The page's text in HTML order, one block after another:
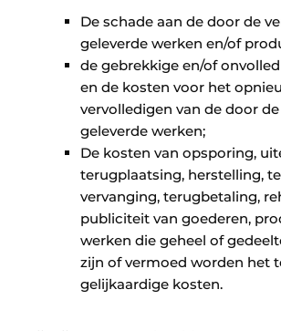
De schade aan de door de
geleverde werken en/of
de gebrekkige en/of
en de kosten voor het
vervolledigen van de door
geleverde werken;
De kosten van opsporing,
terugplaatsing, herstelling,
vervanging, terugbetaling,
publiciteit van goederen,
werken die geheel of
zijn of vermoed worden het
gelijkaardige kosten.